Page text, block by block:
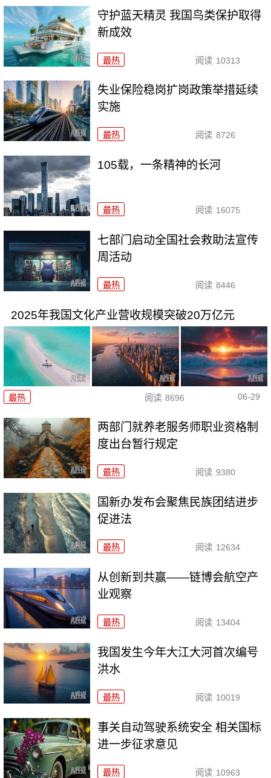
守护蓝天精灵 我国鸟类保护取得
新成效
最热 阅读 10313
失业保险稳岗扩岗政策举措延续
实施
最热 阅读 8726
105载，一条精神的长河
最热 阅读 16075
七部门启动全国社会救助法宣传
周活动
最热 阅读 8446
2025年我国文化产业营收规模突破20万亿元
最热 阅读 8696 06-29
两部门就养老服务师职业资格制
度出台暂行规定
最热 阅读 9380
国新办发布会聚焦民族团结进步
促进法
最热 阅读 12634
从创新到共赢——链博会航空产
业观察
最热 阅读 13404
我国发生今年大江大河首次编号
洪水
最热 阅读 10019
事关自动驾驶系统安全 相关国标
进一步征求意见
最热 阅读 10963